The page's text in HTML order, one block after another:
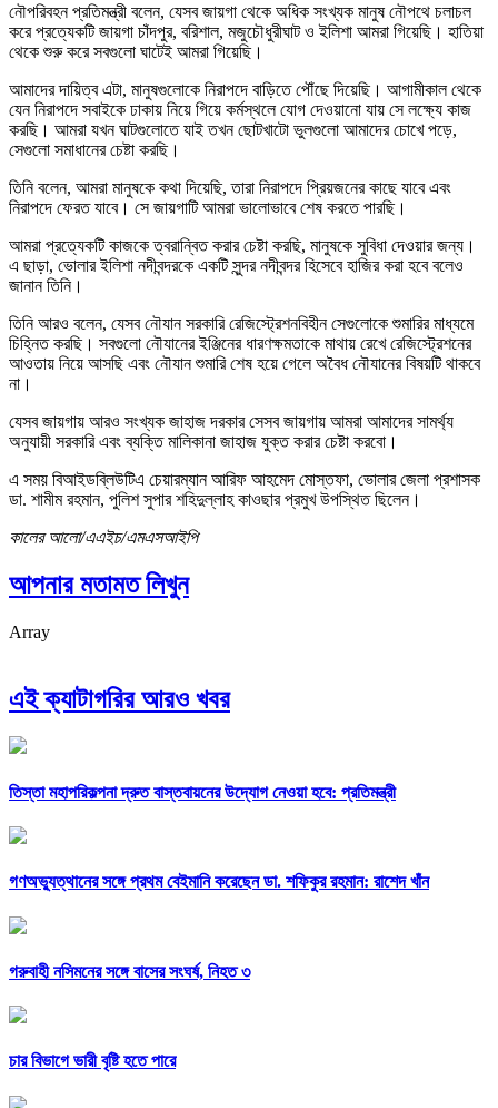
নৌপরিবহন প্রতিমন্ত্রী বলেন, যেসব জায়গা থেকে অধিক সংখ্যক মানুষ নৌপথে চলাচল
করে প্রত্যেকটি জায়গা চাঁদপুর, বরিশাল, মজুচৌধুরীঘাট ও ইলিশা আমরা গিয়েছি। হাতিয়া
থেকে শুরু করে সবগুলো ঘাটেই আমরা গিয়েছি।
আমাদের দায়িত্ব এটা, মানুষগুলোকে নিরাপদে বাড়িতে পৌঁছে দিয়েছি। আগামীকাল থেকে
যেন নিরাপদে সবাইকে ঢাকায় নিয়ে গিয়ে কর্মস্থলে যোগ দেওয়ানো যায় সে লক্ষ্যে কাজ
করছি। আমরা যখন ঘাটগুলোতে যাই তখন ছোটখাটো ভুলগুলো আমাদের চোখে পড়ে,
সেগুলো সমাধানের চেষ্টা করছি।
তিনি বলেন, আমরা মানুষকে কথা দিয়েছি, তারা নিরাপদে প্রিয়জনের কাছে যাবে এবং
নিরাপদে ফেরত যাবে। সে জায়গাটি আমরা ভালোভাবে শেষ করতে পারছি।
আমরা প্রত্যেকটি কাজকে ত্বরান্বিত করার চেষ্টা করছি, মানুষকে সুবিধা দেওয়ার জন্য।
এ ছাড়া, ভোলার ইলিশা নদীবন্দরকে একটি সুন্দর নদীবন্দর হিসেবে হাজির করা হবে বলেও
জানান তিনি।
তিনি আরও বলেন, যেসব নৌযান সরকারি রেজিস্ট্রেশনবিহীন সেগুলোকে শুমারির মাধ্যমে
চিহ্নিত করছি। সবগুলো নৌযানের ইঞ্জিনের ধারণক্ষমতাকে মাথায় রেখে রেজিস্ট্রেশনের
আওতায় নিয়ে আসছি এবং নৌযান শুমারি শেষ হয়ে গেলে অবৈধ নৌযানের বিষয়টি থাকবে
না।
যেসব জায়গায় আরও সংখ্যক জাহাজ দরকার সেসব জায়গায় আমরা আমাদের সামর্থ্য
অনুযায়ী সরকারি এবং ব্যক্তি মালিকানা জাহাজ যুক্ত করার চেষ্টা করবো।
এ সময় বিআইডব্লিউটিএ চেয়ারম্যান আরিফ আহমেদ মোস্তফা, ভোলার জেলা প্রশাসক
ডা. শামীম রহমান, পুলিশ সুপার শহিদুল্লাহ কাওছার প্রমুখ উপস্থিত ছিলেন।
কালের আলো/এএইচ/এমএসআইপি
আপনার মতামত লিখুন
Array
এই ক্যাটাগরির আরও খবর
তিস্তা মহাপরিকল্পনা দ্রুত বাস্তবায়নের উদ্যোগ নেওয়া হবে: প্রতিমন্ত্রী
গণঅভ্যুত্থানের সঙ্গে প্রথম বেইমানি করেছেন ডা. শফিকুর রহমান: রাশেদ খাঁন
গরুবাহী নসিমনের সঙ্গে বাসের সংঘর্ষ, নিহত ৩
চার বিভাগে ভারী বৃষ্টি হতে পারে